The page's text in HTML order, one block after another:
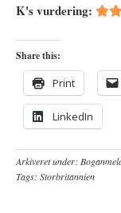
K's vurdering:
Share this:
Print
LinkedIn
Arkiveret under:
Tags: Storbritannien